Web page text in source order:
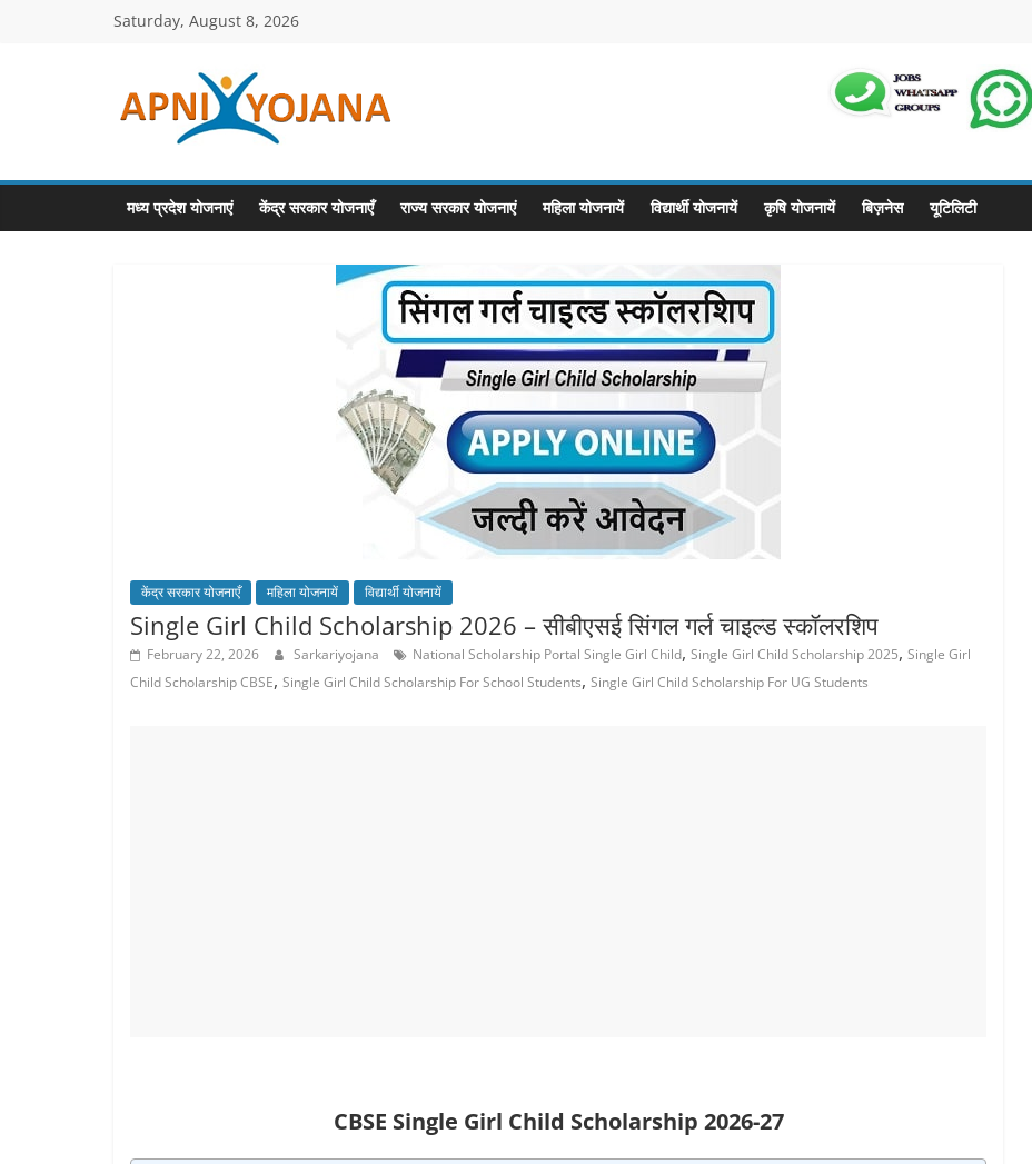
Saturday, August 8, 2026
ApniYojana.com
सरकारी
योजनाएँ,
प्रधानमंत्री
मध्य प्रदेश योजनाएं केंद्र सरकार योजनाएँ राज्य सरकार योजनाएं महिला योजनायें विद्यार्थी योजनायें कृषि योजनायें बिज़नेस यूटिलिटी
केंद्र सरकार योजनाएँ महिला योजनायें विद्यार्थी योजनायें
Single Girl Child Scholarship 2026 – सीबीएसई सिंगल गर्ल चाइल्ड स्कॉलरशिप
February 22, 2026 Sarkariyojana National Scholarship Portal Single Girl Child, Single Girl Child Scholarship 2025, Single Girl
Child Scholarship CBSE, Single Girl Child Scholarship For School Students, Single Girl Child Scholarship For UG Students
CBSE Single Girl Child Scholarship 2026-27